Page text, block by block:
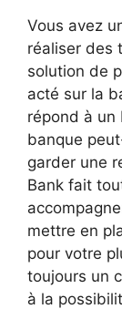
Vous avez
réaliser des
solution de
acté sur la
répond à un
banque
garder une
Bank fait
mettre en
pour votre
toujours un
à la